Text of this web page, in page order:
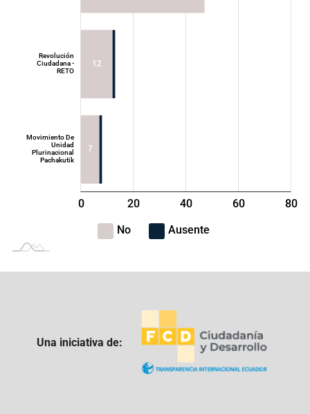
7
12
Movimiento De
Unidad
Plurinacional
Pachakutik
Revolución
Ciudadana -
RETO
L
-40
-20
0 20 40 60 80
100
No
Ausente
Una iniciativa de: